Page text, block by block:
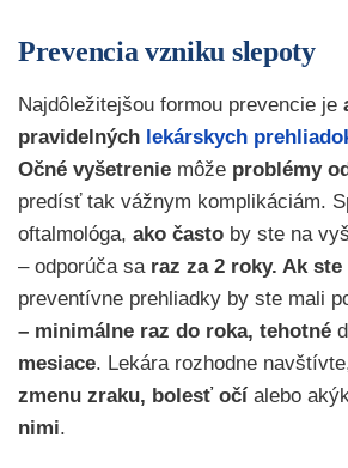
Prevencia vzniku slepoty
Najdôležitejšou formou prevencie je
pravidelných lekárskych
Očné vyšetrenie môže problémy
predísť tak vážnym komplikáciám.
oftalmológa, ako často by ste na
– odporúča sa raz za 2 roky. Ak
preventívne prehliadky by ste mali
– minimálne raz do roka, tehotné
mesiace. Lekára rozhodne
zmenu zraku, bolesť očí alebo
nimi.